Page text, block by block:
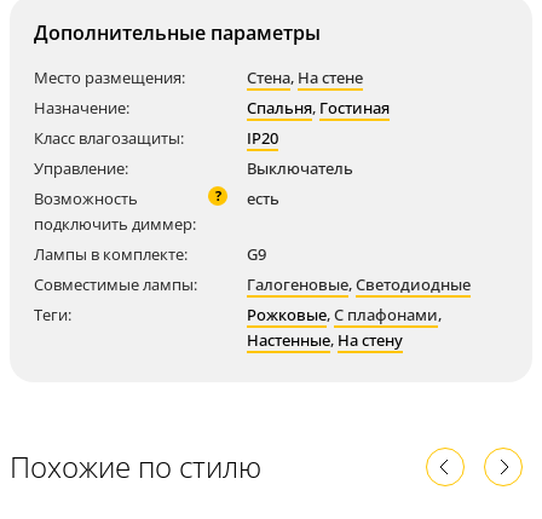
Дополнительные параметры
Место размещения: Стена, На стене
Назначение:
Спальня, Гостиная
Класс влагозащиты:
IP20
Управление:
Выключатель
Возможность
подключить диммер:
? есть
Лампы в комплекте:
G9
Совместимые лампы:
Галогеновые,Светодиодные
Теги:
Рожковые,С плафонами,
Настенные, На стену
Похожие по стилю